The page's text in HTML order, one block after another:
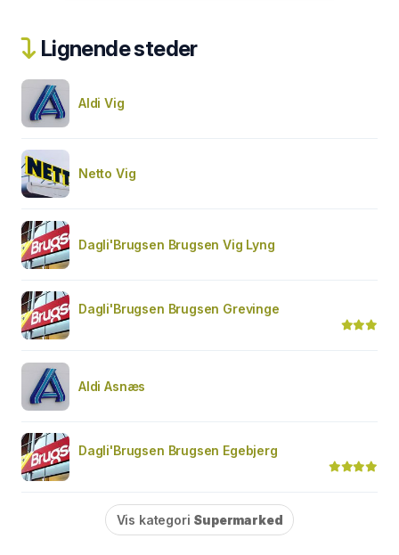
Lignende steder
Aldi Vig
Netto Vig
Dagli'Brugsen Brugsen Vig Lyng
Dagli'Brugsen Brugsen Grevinge
Aldi Asnæs
Dagli'Brugsen Brugsen Egebjerg
Vis kategori Supermarked